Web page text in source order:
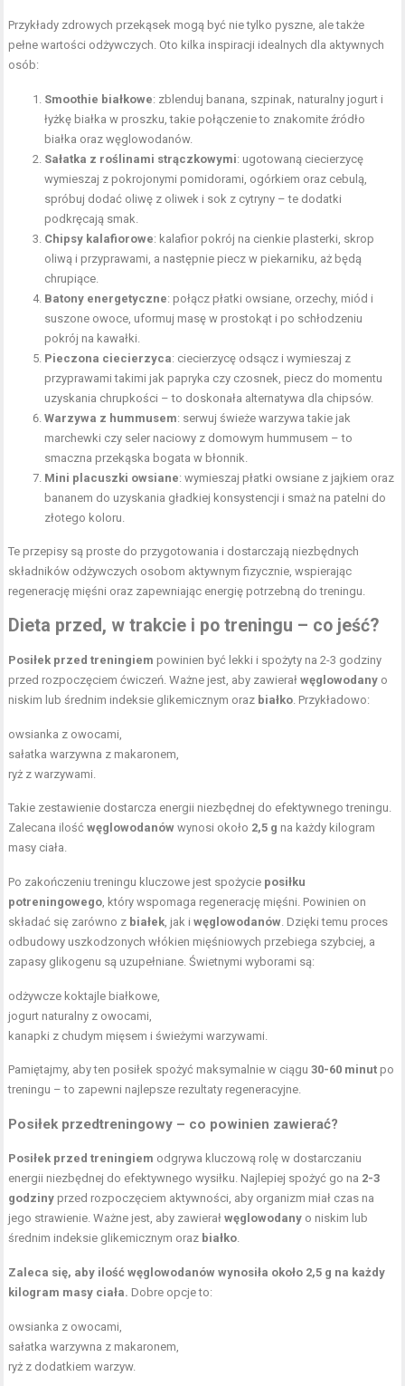
Przykłady zdrowych przekąsek mogą być nie tylko pyszne, ale także
pełne wartości odżywczych. Oto kilka inspiracji idealnych dla aktywnych
osób:
Smoothie białkowe: zblenduj banana, szpinak, naturalny jogurt i
łyżkę białka w proszku, takie połączenie to znakomite źródło
białka oraz węglowodanów.
Sałatka z roślinami strączkowymi: ugotowaną ciecierzycę
wymieszaj z pokrojonymi pomidorami, ogórkiem oraz cebulą,
spróbuj dodać oliwę z oliwek i sok z cytryny – te dodatki
podkręcają smak.
Chipsy kalafiorowe: kalafior pokrój na cienkie plasterki, skrop
oliwą i przyprawami, a następnie piecz w piekarniku, aż będą
chrupiące.
Batony energetyczne: połącz płatki owsiane, orzechy, miód i
suszone owoce, uformuj masę w prostokąt i po schłodzeniu
pokrój na kawałki.
Pieczona ciecierzyca: ciecierzycę odsącz i wymieszaj z
przyprawami takimi jak papryka czy czosnek, piecz do momentu
uzyskania chrupkości – to doskonała alternatywa dla chipsów.
Warzywa z hummusem: serwuj świeże warzywa takie jak
marchewki czy seler naciowy z domowym hummusem – to
smaczna przekąska bogata w błonnik.
Mini placuszki owsiane: wymieszaj płatki owsiane z jajkiem oraz
bananem do uzyskania gładkiej konsystencji i smaż na patelni do
złotego koloru.
Te przepisy są proste do przygotowania i dostarczają niezbędnych
składników odżywczych osobom aktywnym fizycznie, wspierając
regenerację mięśni oraz zapewniając energię potrzebną do treningu.
Dieta przed, w trakcie i po treningu – co jeść?
Posiłek przed treningiem powinien być lekki i spożyty na 2-3 godziny
przed rozpoczęciem ćwiczeń. Ważne jest, aby zawierałwęglowodany o
niskim lub średnim indeksie glikemicznym oraz białko. Przykładowo:
owsianka z owocami,
sałatka warzywna z makaronem,
ryż z warzywami.
Takie zestawienie dostarcza energii niezbędnej do efektywnego treningu.
Zalecana ilośćwęglowodanów wynosi około 2,5 g na każdy kilogram
masy ciała.
Po zakończeniu treningu kluczowe jest spożycie posiłku
potreningowego, który wspomaga regenerację mięśni. Powinien on
składać się zarówno z białek, jak iwęglowodanów. Dzięki temu proces
odbudowy uszkodzonych włókien mięśniowych przebiega szybciej, a
zapasy glikogenu są uzupełniane. Świetnymi wyborami są:
odżywcze koktajle białkowe,
jogurt naturalny z owocami,
kanapki z chudym mięsem i świeżymi warzywami.
Pamiętajmy, aby ten posiłek spożyć maksymalnie w ciągu30-60 minut po
treningu – to zapewni najlepsze rezultaty regeneracyjne.
Posiłek przedtreningowy – co powinien zawierać?
Posiłek przed treningiem odgrywa kluczową rolę w dostarczaniu
energii niezbędnej do efektywnego wysiłku. Najlepiej spożyć go na 2-3
godziny przed rozpoczęciem aktywności, aby organizm miał czas na
jego strawienie. Ważne jest, aby zawierałwęglowodany o niskim lub
średnim indeksie glikemicznym oraz białko.
Zaleca się, aby ilość węglowodanów wynosiła około 2,5 g na każdy
kilogram masy ciała. Dobre opcje to:
owsianka z owocami,
sałatka warzywna z makaronem,
ryż z dodatkiem warzyw.